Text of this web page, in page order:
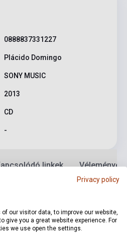
0888837331227
Plácido Domingo
SONY MUSIC
2013
CD
-
linkek Vélemények
(from Macbeth)
vil razza dannata (from
macchiavi quell'anima (from Un
il mar (from La
Privacy policy
our visitor data, to improve our website,
give you a great website experience. For
we use open the settings.